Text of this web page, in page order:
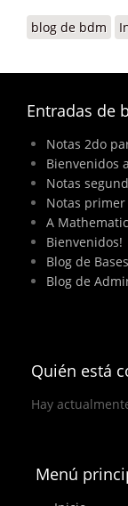
blog de bdm
Entradas de
Notas 2do
Bienvenidos
Notas
Notas primer
A
Bienvenidos!
Blog de
Blog de
Quién está
Hay
Menú